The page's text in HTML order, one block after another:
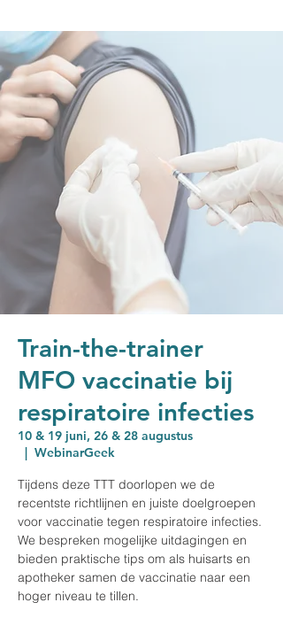
Train-the-trainer
MFO vaccinatie bij
respiratoire infecties
10 & 19 juni, 26 & 28 augustus
  |
WebinarGeek
Tijdens deze TTT doorlopen we de
recentste richtlijnen en juiste doelgroepen
voor vaccinatie tegen respiratoire infecties.
We bespreken mogelijke uitdagingen en
bieden praktische tips om als huisarts en
apotheker samen de vaccinatie naar een
hoger niveau te tillen.